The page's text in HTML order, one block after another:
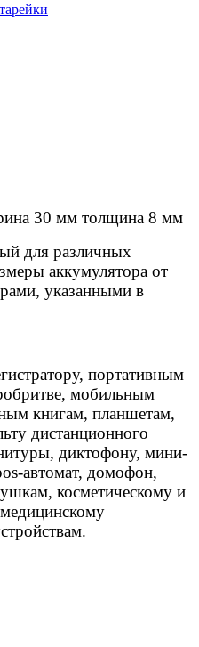
30 мм толщина 8 мм
для различных
аккумулятора от
указанными в
портативным
мобильным
книгам, планшетам,
дистанционного
диктофону, мини-
автомат, домофон,
косметическому и